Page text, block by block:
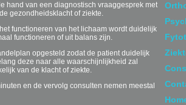
hand van een diagnostisch vraaggesprek met
gezondheidsklacht of ziekte.
functioneren van het lichaam wordt duidelijk
functioneren of uit balans zijn.
opgesteld zodat de patient duidelijk
deze naar alle waarschijnlijkheid zal
van de klacht of ziekte.
en de vervolg consulten nemen meestal